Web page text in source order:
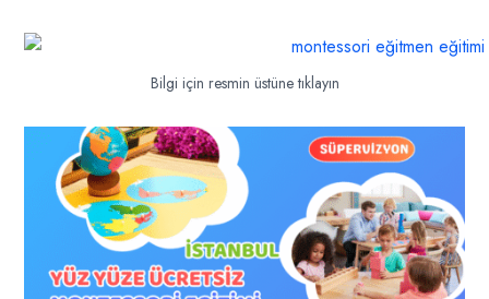
Bilgi için resmin üstüne tıklayın